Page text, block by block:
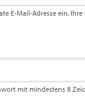
E-Mail-Adresse ein. Ihre
mit mindestens 8